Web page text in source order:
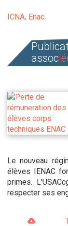
ICNA Enac
assoc
Le nouveau
élèves IENAC
primes.
respecter ses